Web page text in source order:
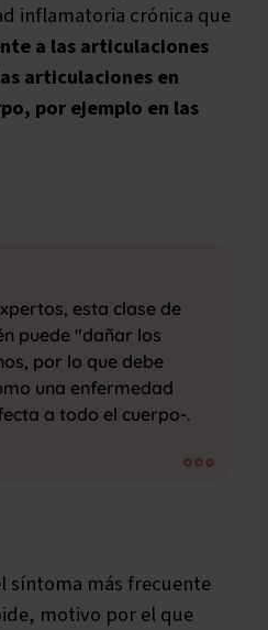
inflamatoria crónica que
a las articulaciones
articulaciones en
por ejemplo en las
esta clase de
puede "dañar los
por lo que debe
una enfermedad
a todo el cuerpo-.
síntoma más frecuente
motivo por el que